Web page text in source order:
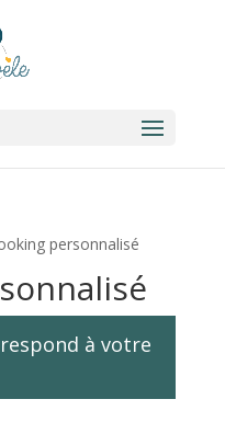
personnalisé
à votre